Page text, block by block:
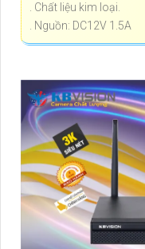
. Chất liệu kim loại.
. Nguồn: DC12V 1.5A